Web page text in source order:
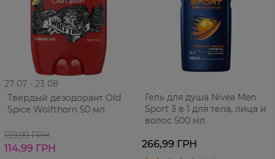
27 07 - 23 08
Твердый дезодорант Old
Spice Wolfthorn 50 мл
139,99 ГРН
114,99 ГРН
Гель для душа Nivea Men
Sport 3 в 1 для тела, лица и
волос 500 мл
266,99 ГРН